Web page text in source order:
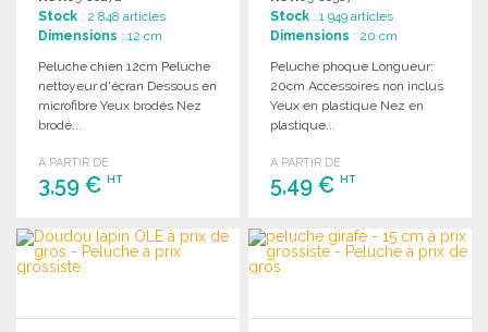
Stock : 2 848 articles
Dimensions : 12 cm
Peluche chien 12cm Peluche
nettoyeur d'écran Dessous en
microfibre Yeux brodés Nez
brodé...
A PARTIR DE
3,59 € HT
COMMANDER
Demander un devis
Stock : 1 949 articles
Dimensions : 20 cm
Peluche phoque Longueur:
20cm Accessoires non inclus
Yeux en plastique Nez en
plastique...
A PARTIR DE
5,49 €HT
COMMANDER